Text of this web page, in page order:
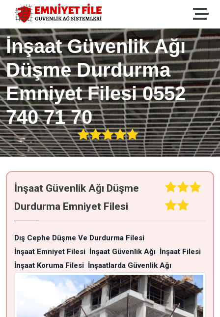
İnşaat Güvenlik Ağı
Düşme Durdurma
Emniyet Filesi 0552
740 71 70
İnşaat Güvenlik Ağı Düşme
Durdurma Emniyet Filesi
Dış Cephe Düşme Ve Durdurma Filesi
İnşaat Emniyet Filesi İnşaat Güvenlik Ağı İnşaat Filesi
İnşaat Koruma Filesi İnşaatlarda Güvenlik Ağı